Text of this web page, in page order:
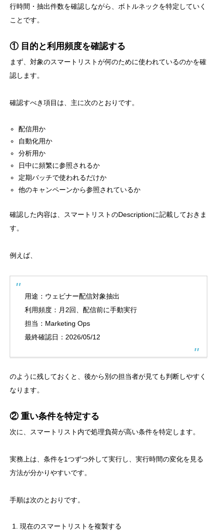
行時間・抽出件数を確認しながら、ボトルネックを特定していく
ことです。
① 目的と利用頻度を確認する
まず、対象のスマートリストが何のために使われているのかを確
認します。
確認すべき項目は、主に次のとおりです。
配信用か
自動化用か
分析用か
日中に頻繁に参照されるか
定期バッチで使われるだけか
他のキャンペーンから参照されているか
確認した内容は、スマートリストのDescriptionに記載しておきま
す。
例えば、
用途：ウェビナー配信対象抽出
利用頻度：月2回、配信前に手動実行
担当：Marketing Ops
最終確認日：2026/05/12
のように残しておくと、後から別の担当者が見ても判断しやすく
なります。
② 重い条件を特定する
次に、スマートリスト内で処理負荷が高い条件を特定します。
実務上は、条件を1つずつ外して実行し、実行時間の変化を見る
方法が分かりやすいです。
手順は次のとおりです。
現在のスマートリストを複製する